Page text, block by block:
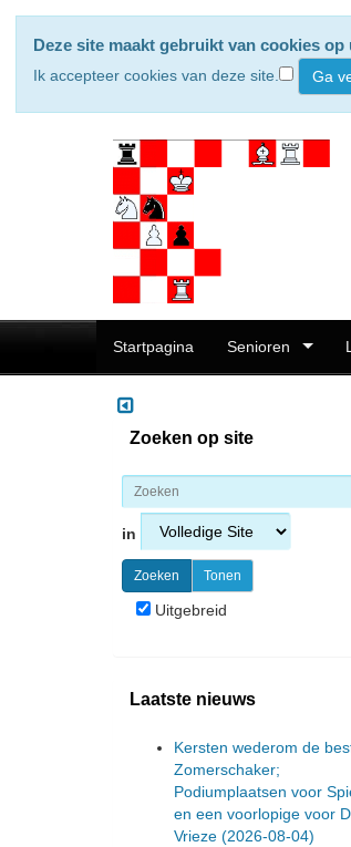
Deze site maakt gebruikt van cookies
Ik accepteer cookies van deze site.
Startpagina Senioren
Zoeken op site
in
Uitgebreid
Laatste nieuws
Kersten wederom de
Zomerschaker;
Podiumplaatsen voor
en een voorlopige voor
Vrieze (2026-08-04)